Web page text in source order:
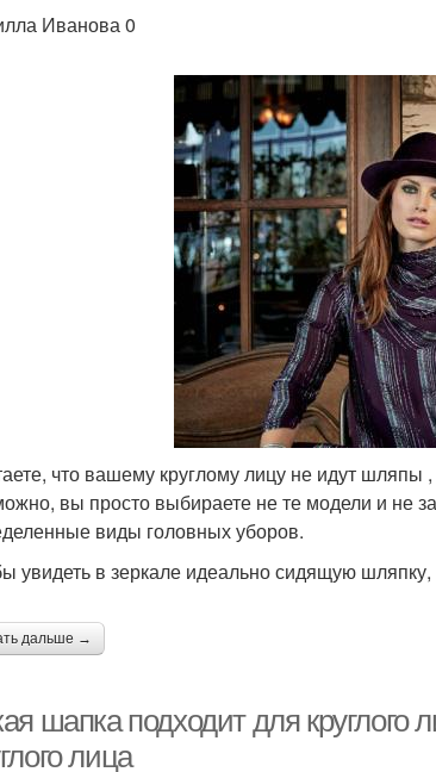
Иванова 0
что вашему круглому лицу не идут шляпы
вы просто выбираете не те модели и не
виды головных уборов.
увидеть в зеркале идеально сидящую
дальше →
шапка подходит для
лица